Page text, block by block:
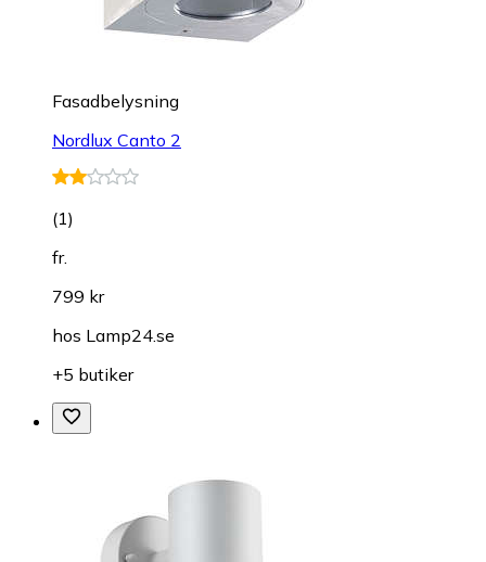
Fasadbelysning
Nordlux Canto 2
(1)
fr.
799 kr
hos Lamp24.se
+5 butiker